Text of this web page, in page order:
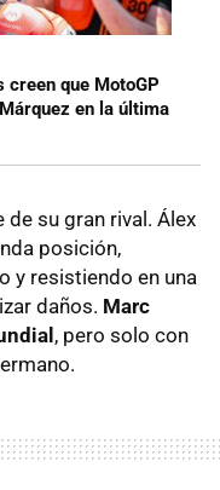
creen que MotoGP
en la última
su gran rival. Álex
posición,
y resistiendo en una
daños. Marc
, pero solo con